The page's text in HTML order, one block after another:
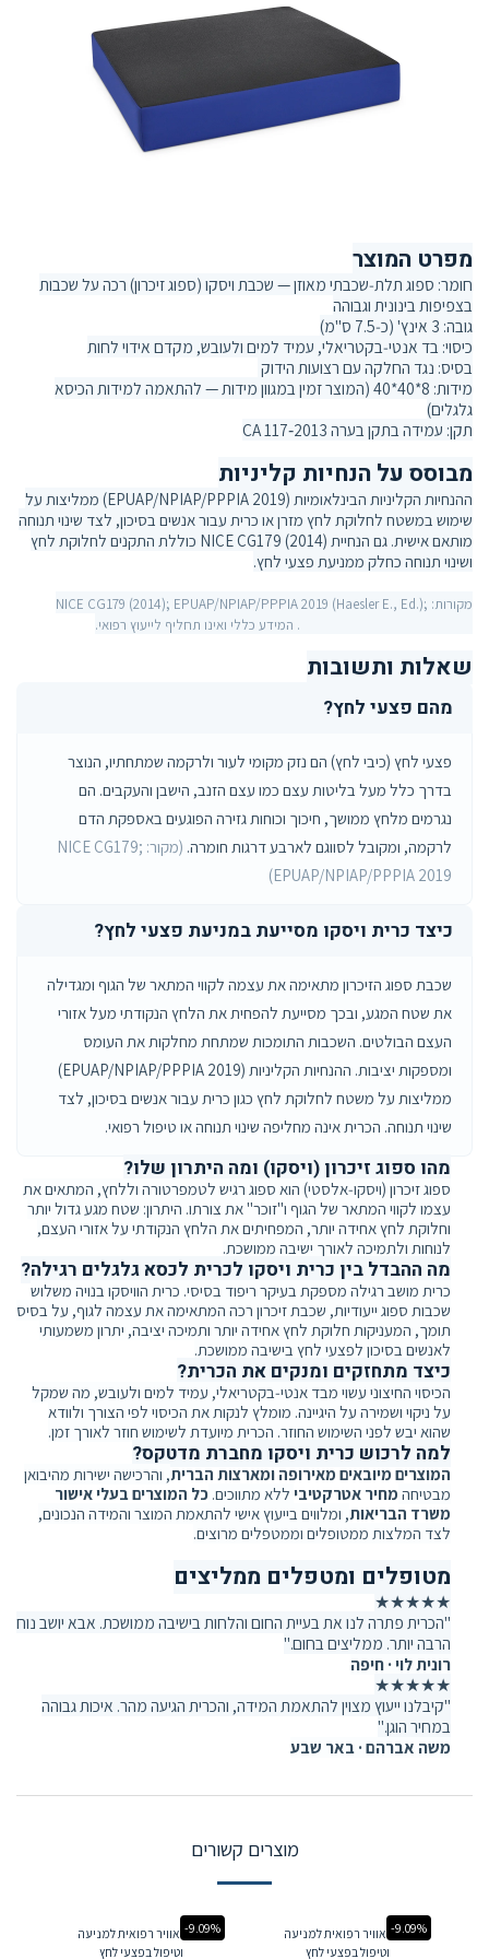
מפרט המוצר
חומר: ספוג תלת‑שכבתי מאוזן — שכבת ויסקו (ספוג זיכרון) רכה על שכבות
בצפיפות בינונית וגבוהה
גובה: 3 אינץ' (כ‑7.5 ס"מ)
כיסוי: בד אנטי‑בקטריאלי, עמיד למים ולעובש, מקדם אידוי לחות
בסיס: נגד החלקה עם רצועות הידוק
מידות: 8*40*40 (המוצר זמין במגוון מידות — להתאמה למידות הכיסא
גלגלים)
תקן: עמידה בתקן בערה CA 117‑2013
מבוסס על הנחיות קליניות
ההנחיות הקליניות הבינלאומיות (EPUAP/NPIAP/PPPIA 2019) ממליצות על
שימוש במשטח לחלוקת לחץ מזרן או כרית עבור אנשים בסיכון, לצד שינוי תנוחה
מותאם אישית. גם הנחיית NICE CG179 (2014) כוללת התקנים לחלוקת לחץ
ושינוי תנוחה כחלק ממניעת פצעי לחץ.
מקורות: NICE CG179 (2014); EPUAP/NPIAP/PPPIA 2019 (Haesler E., Ed.);
שאלות ותשובות
מהם פצעי לחץ?
פצעי לחץ (כיבי לחץ) הם נזק מקומי לעור ולרקמה שמתחתיו, הנוצר
בדרך כלל מעל בליטות עצם כמו עצם הזנב, הישבן והעקבים. הם
נגרמים מלחץ ממושך, חיכוך וכוחות גזירה הפוגעים באספקת הדם
לרקמה, ומקובל לסווגם לארבע דרגות חומרה.
(מקור: NICE CG179;
EPUAP/NPIAP/PPPIA 2019)
כיצד כרית ויסקו מסייעת במניעת פצעי לחץ?
שכבת ספוג הזיכרון מתאימה את עצמה לקווי המתאר של הגוף ומגדילה
את שטח המגע, ובכך מסייעת להפחית את הלחץ הנקודתי מעל אזורי
העצם הבולטים. השכבות התומכות שמתחת מחלקות את העומס
ומספקות יציבות. ההנחיות הקליניות (EPUAP/NPIAP/PPPIA 2019)
ממליצות על משטח לחלוקת לחץ כגון כרית עבור אנשים בסיכון, לצד
שינוי תנוחה. הכרית אינה מחליפה שינוי תנוחה או טיפול רפואי.
מהו ספוג זיכרון (ויסקו) ומה היתרון שלו?
ספוג זיכרון (ויסקו‑אלסטי) הוא ספוג רגיש לטמפרטורה וללחץ, המתאים את
עצמו לקווי המתאר של הגוף ו"זוכר" את צורתו. היתרון: שטח מגע גדול יותר
וחלוקת לחץ אחידה יותר, המפחיתים את הלחץ הנקודתי על אזורי העצם,
לנוחות ולתמיכה לאורך ישיבה ממושכת.
מה ההבדל בין כרית ויסקו לכרית לכסא גלגלים רגילה?
כרית מושב רגילה מספקת בעיקר ריפוד בסיסי. כרית הוויסקו בנויה משלוש
שכבות ספוג ייעודיות, שכבת זיכרון רכה המתאימה את עצמה לגוף, על בסיס
תומך, המעניקות חלוקת לחץ אחידה יותר ותמיכה יציבה, יתרון משמעותי
לאנשים בסיכון לפצעי לחץ בישיבה ממושכת.
כיצד מתחזקים ומנקים את הכרית?
הכיסוי החיצוני עשוי מבד אנטי‑בקטריאלי, עמיד למים ולעובש, מה שמקל
על ניקוי ושמירה על היגיינה. מומלץ לנקות את הכיסוי לפי הצורך ולוודא
שהוא יבש לפני השימוש החוזר. הכרית מיועדת לשימוש חוזר לאורך זמן.
למה לרכוש כרית ויסקו מחברת מדטקס?
המוצרים מיובאים מאירופה ומארצות הברית, והרכישה ישירות מהיבואן
מבטיחהמחיר אטרקטיביללא מתווכים.כל המוצרים בעלי אישור
משרד הבריאות, ומלווים בייעוץ אישי להתאמת המוצר והמידה הנכונים,
לצד המלצות ממטופלים וממטפלים מרוצים.
מטופלים ומטפלים ממליצים
★★★★★
"הכרית פתרה לנו את בעיית החום והלחות בישיבה ממושכת. אבא יושב נוח
הרבה יותר. ממליצים בחום."
רונית לוי · חיפה
★★★★★
"קיבלנו ייעוץ מצוין להתאמת המידה, והכרית הגיעה מהר. איכות גבוהה
במחיר הוגן."
משה אברהם · באר שבע
מוצרים קשורים
-9.09%
כרית אוויר רפואית למניעה
וטיפול בפצעי לחץ
-9.09%
כרית אוויר רפואית למניעה
וטיפול בפצעי לחץ